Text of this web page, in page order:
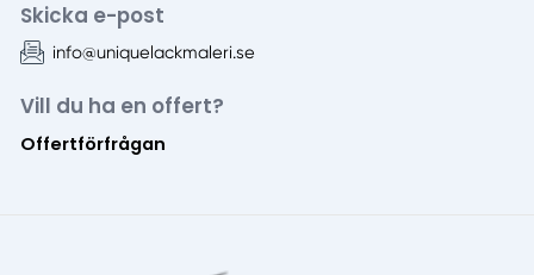
Skicka e-post
info@uniquelackmaleri.se
Vill du ha en offert?
Offertförfrågan